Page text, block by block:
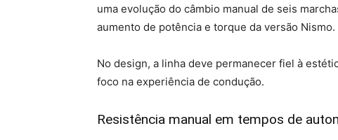
uma evolução do câmbio manual de seis
aumento de potência e torque da versão Nismo.
No design, a linha deve permanecer fiel à
foco na experiência de condução.
Resistência manual em tempos de